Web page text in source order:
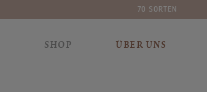
70 SORTEN
SHOP ÜBER UNS